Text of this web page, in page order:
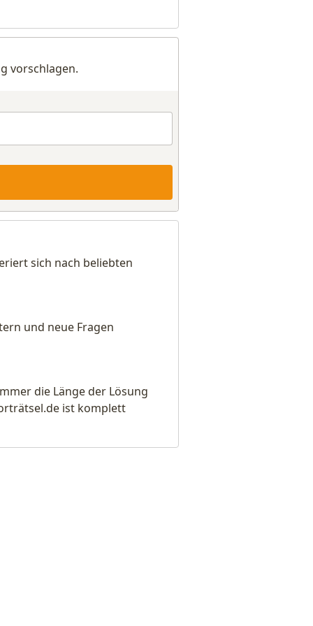
vorschlagen.
sich nach beliebten
und neue Fragen
die Länge der Lösung
ist komplett